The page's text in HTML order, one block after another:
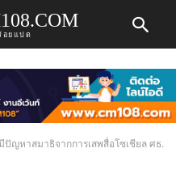
อยแปด
มีปัญหาสมาธิจากการเสพสื่อโซเชียล ศธ.